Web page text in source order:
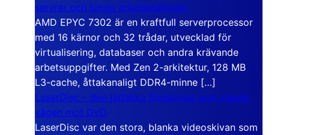
servrar och tunga arbetsstationer
AMD EPYC 7302 är en kraftfull serverprocessor
med 16 kärnor och 32 trådar, utvecklad för
virtualisering, databaser och andra krävande
arbetsuppgifter. Med Zen 2-arkitektur, 128 MB
L3-cache, åttakanaligt DDR4-minne […]
LaserDisc – den jättelika filmskivan som visade
vägen mot DVD
LaserDisc var den stora, blanka videoskivan som